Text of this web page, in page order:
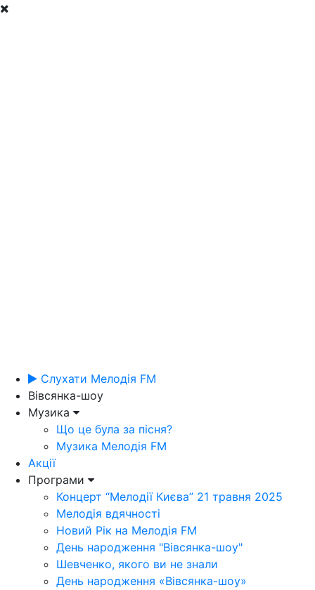
Слухати Мелодія FM
Вівсянка-шоу
Музика
Що це була за пісня?
Музика Мелодія FM
Акції
Програми
Концерт “Мелодії Києва” 21 травня 2025
Мелодія вдячності
Новий Рік на Мелодія FM
День народження "Вівсянка-шоу"
Шевченко, якого ви не знали
День народження «Вівсянка-шоу»